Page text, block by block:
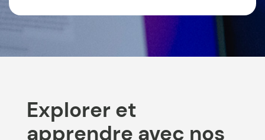
Explorer et
apprendre avec nos